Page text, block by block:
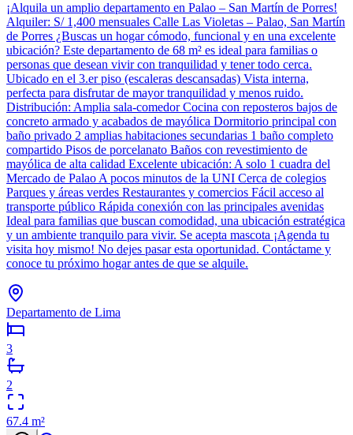
¡Alquila un amplio departamento en Palao – San Martín de Porres!
Alquiler: S/ 1,400 mensuales Calle Las Violetas – Palao, San Martín
de Porres ¿Buscas un hogar cómodo, funcional y en una excelente
ubicación? Este departamento de 68 m² es ideal para familias o
personas que desean vivir con tranquilidad y tener todo cerca.
Ubicado en el 3.er piso (escaleras descansadas) Vista interna,
perfecta para disfrutar de mayor tranquilidad y menos ruido.
Distribución: Amplia sala-comedor Cocina con reposteros bajos de
concreto armado y acabados de mayólica Dormitorio principal con
baño privado 2 amplias habitaciones secundarias 1 baño completo
compartido Pisos de porcelanato Baños con revestimiento de
mayólica de alta calidad Excelente ubicación: A solo 1 cuadra del
Mercado de Palao A pocos minutos de la UNI Cerca de colegios
Parques y áreas verdes Restaurantes y comercios Fácil acceso al
transporte público Rápida conexión con las principales avenidas
Ideal para familias que buscan comodidad, una ubicación estratégica
y un ambiente tranquilo para vivir. Se acepta mascota ¡Agenda tu
visita hoy mismo! No dejes pasar esta oportunidad. Contáctame y
conoce tu próximo hogar antes de que se alquile.
Departamento de Lima
3
2
67.4 m²